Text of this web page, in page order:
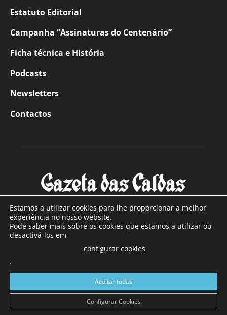
Estatuto Editorial
Campanha “Assinaturas do Centenário”
Ficha técnica e História
Podcasts
Newsletters
Contactos
SOBRE NÓS
Com sede nas Caldas da Rainha e mais de 90 anos de
a sul de distrito de Leiria, com mais de 40.000 leitores por
toda a região Oeste. Jornal com distribuição em Portugal
Continental e assinatura online.
Estamos a utilizar cookies para lhe proporcionar a melhor
experiência no nosso website.
Pode saber mais sobre os cookies que estamos a utilizar ou
desactivá-los em
configurar cookies
.
Aceitar todas
Configurar Cookies